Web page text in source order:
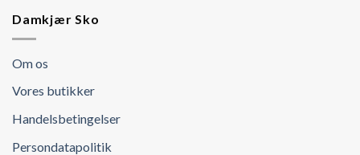
Damkjær Sko
Om os
Vores butikker
Handelsbetingelser
Persondatapolitik